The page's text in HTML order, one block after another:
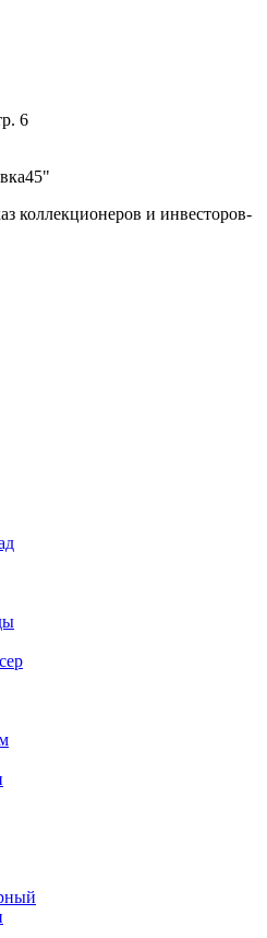
6
коллекционеров и инвесторов-